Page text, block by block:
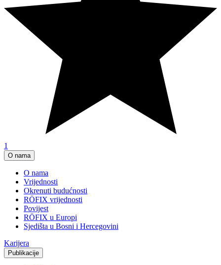
1
O nama
O nama
Vrijednosti
Okrenuti budućnosti
RÖFIX vrijednosti
Povijest
RÖFIX u Europi
Sjedišta u Bosni i Hercegovini
Karijera
Publikacije